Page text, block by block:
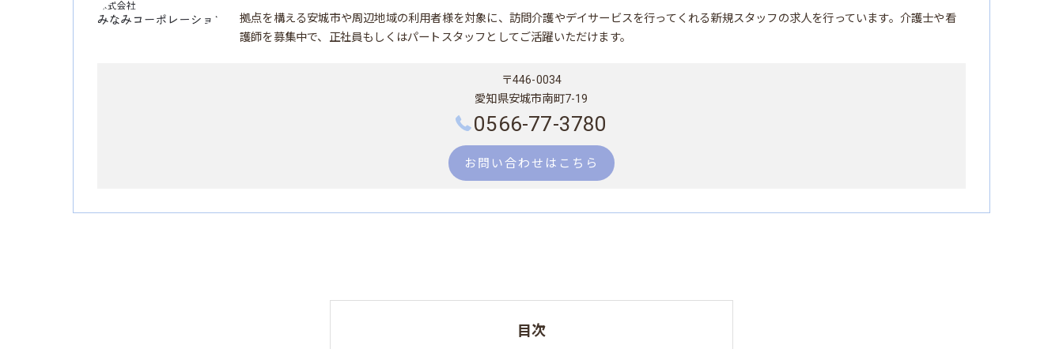
拠点を構える安城市や周辺地域の利用者様を対象に、訪問介護やデイサービスを行ってくれる新規スタッフの求人を行っています。介護士や看
護師を募集中で、正社員もしくはパートスタッフとしてご活躍いただけます。
〒446-0034
愛知県安城市南町7-19
0566-77-3780
お問い合わせはこちら
目次